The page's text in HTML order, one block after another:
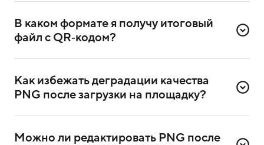
В каком формате я получу итоговый
файл с QR‑кодом?
соцсетей и печати малого формата.
Как избежать деградации качества
PNG после загрузки на площадку?
как площадка обрабатывает изображения.
Можно ли редактировать PNG после